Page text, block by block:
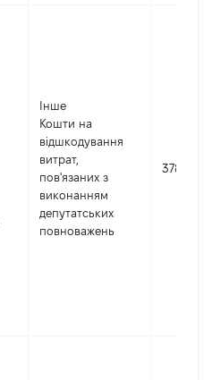
Інше
Кошти на
відшкодування
витрат,
пов'язаних з
виконанням
депутатських
повноважень
378360